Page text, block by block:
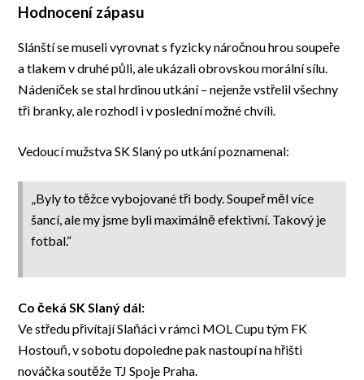
Hodnocení zápasu
Slánští se museli vyrovnat s fyzicky náročnou hrou soupeře
a tlakem v druhé půli, ale ukázali obrovskou morální sílu.
Nádeníček se stal hrdinou utkání – nejenže vstřelil všechny
tři branky, ale rozhodl i v poslední možné chvíli.
Vedoucí mužstva SK Slaný po utkání poznamenal:
„Byly to těžce vybojované tři body. Soupeř měl více
šancí, ale my jsme byli maximálně efektivní. Takový je
fotbal.“
Co čeká SK Slaný dál:
Ve středu přivítají Slaňáci v rámci MOL Cupu tým FK
Hostouň, v sobotu dopoledne pak nastoupí na hřišti
nováčka soutěže TJ Spoje Praha.